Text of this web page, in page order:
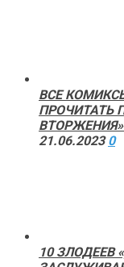
ВСЕ
ПРОЧИТАТЬ
ВТОРЖЕНИЯ»
21.06.2023 0
10 ЗЛОДЕЕВ